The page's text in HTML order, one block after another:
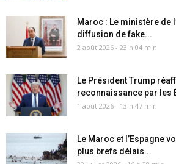
Maroc : Le ministère de
diffusion de fake...
2 août 2026 - 23 h 04 min
Le Président Trump
reconnaissance par les
1 août 2026 - 13 h 47 min
Le Maroc et l’Espagne
plus brefs délais...